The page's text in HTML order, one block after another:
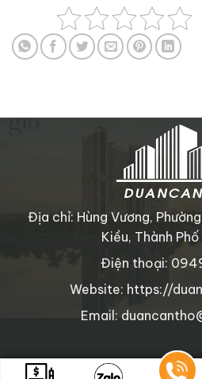
Địa chỉ: Hùng Vương,
Kiều, Thành
Điện thoại:
Website: https://
Email:
Copyright © 2025